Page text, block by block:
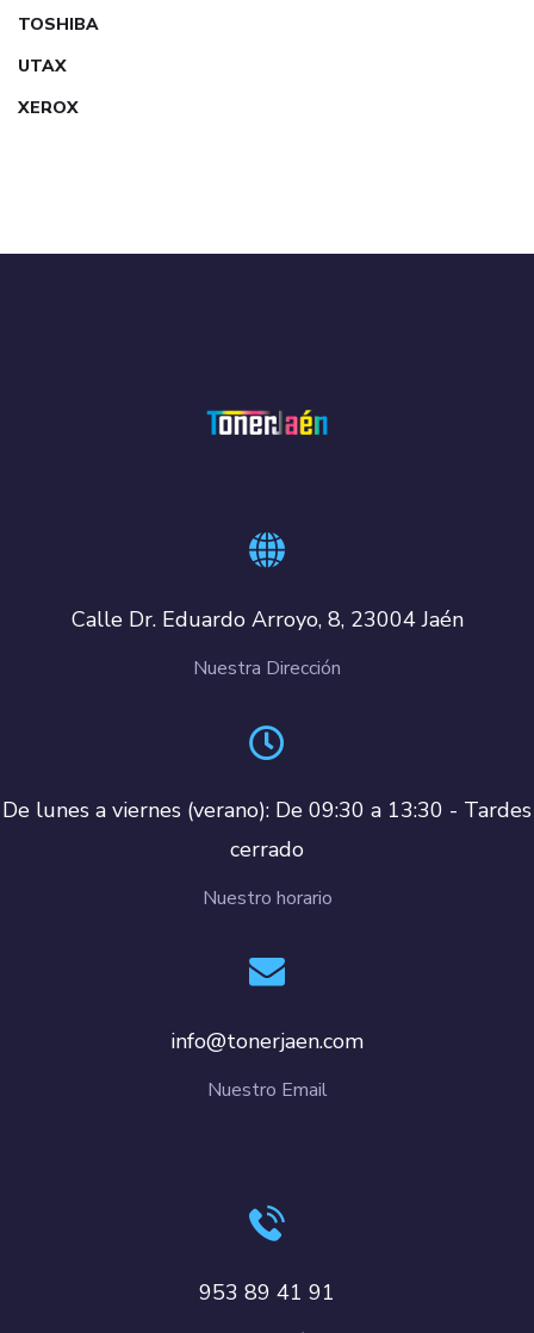
TOSHIBA
UTAX
XEROX
Calle Dr. Eduardo Arroyo, 8, 23004 Jaén
Nuestra Dirección
De lunes a viernes (verano): De 09:30 a 13:30 - Tardes
cerrado
Nuestro horario
info@tonerjaen.com
Nuestro Email
953 89 41 91